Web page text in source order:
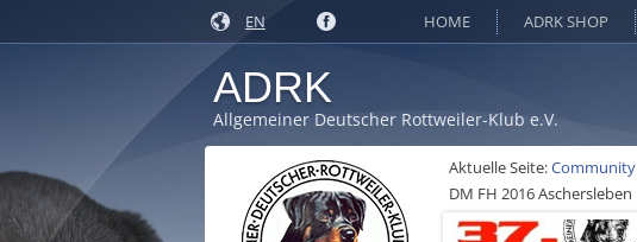
EN HOME ADRK SHOP
ADRK
Allgemeiner Deutscher Rottweiler-Klub e.V.
Aktuelle Seite:Community
DM FH 2016 Aschersleben